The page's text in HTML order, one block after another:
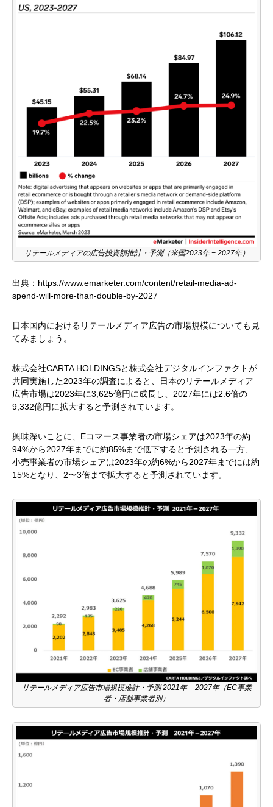
リテールメディアの広告投資額推計・予測（米国2023年 − 2027年）
出典：https://www.emarketer.com/content/retail-media-ad-
spend-will-more-than-double-by-2027
日本国内におけるリテールメディア広告の市場規模についても見
てみましょう。
株式会社CARTA HOLDINGSと株式会社デジタルインファクトが
共同実施した2023年の調査によると、日本のリテールメディア
広告市場は2023年に3,625億円に成長し、2027年には2.6倍の
9,332億円に拡大すると予測されています。
興味深いことに、Eコマース事業者の市場シェアは2023年の約
94%から2027年までに約85%まで低下すると予測される一方、
小売事業者の市場シェアは2023年の約6%から2027年までには約
15%となり、2〜3倍まで拡大すると予測されています。
リテールメディア広告市場規模推計・予測 2021年 – 2027年（EC事業
者・店舗事業者別）